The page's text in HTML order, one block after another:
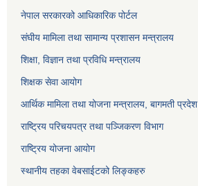
नेपाल सरकारको आधिकारिक पोर्टल
संघीय मामिला तथा सामान्य प्रशासन मन्त्रालय
शिक्षा, विज्ञान तथा प्रविधि मन्त्रालय
शिक्षक सेवा आयोग
आर्थिक मामिला तथा योजना मन्त्रालय, बागमती प्रदेश
राष्ट्रिय परिचयपत्र तथा पञ्जिकरण विभाग
राष्ट्रिय योजना आयोग
स्थानीय तहका वेबसाईटको लिङ्कहरु